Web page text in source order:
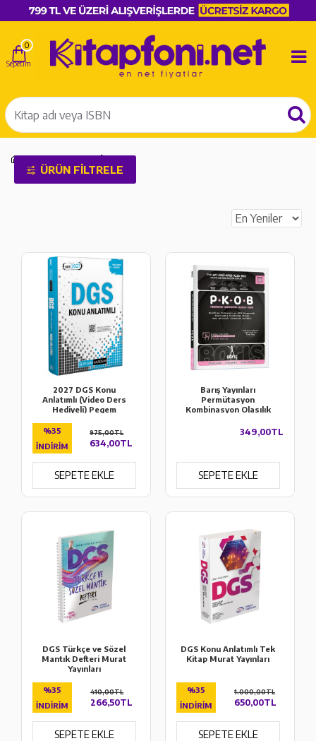
0
DGS Konu Anlatım
2027 DGS Konu
Anlatımlı (Video Ders
Hediyeli) Pegem
%35
İNDIRIM
634,00TL
975,00TL
SEPETE EKLE
Barış Yayınları
Permütasyon
Kombinasyon Olasılık
Fasikülleri349,00TL
SEPETE EKLE
DGS Türkçe ve Sözel
Mantık Defteri Murat
Yayınları
%35
İNDIRIM
266,50TL
410,00TL
SEPETE EKLE
DGS Konu Anlatımlı Tek
Kitap Murat Yayınları
%35
İNDIRIM
650,00TL
1.000,00TL
SEPETE EKLE
ÜRÜN FILTRELE